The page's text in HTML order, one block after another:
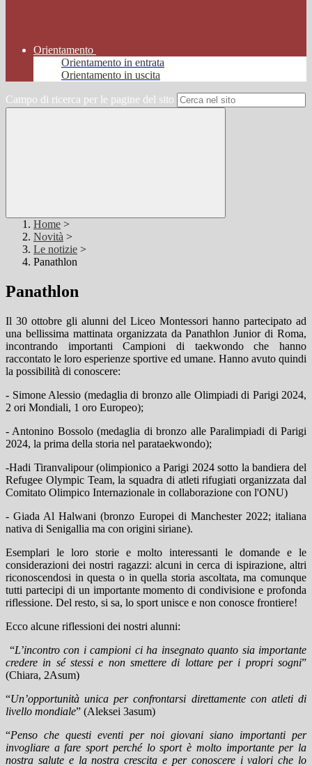
Orientamento
Orientamento in entrata
Orientamento in uscita
Campo di ricerca per le pagine del sito
Home >
Novità >
Le notizie >
Panathlon
Panathlon
Il 30 ottobre gli alunni del Liceo Montessori hanno partecipato ad
una bellissima mattinata organizzata da Panathlon Junior di Roma,
incontrando importanti Campioni di taekwondo che hanno
raccontato le loro esperienze sportive ed umane. Hanno avuto quindi
la possibilità di conoscere:
- Simone Alessio (medaglia di bronzo alle Olimpiadi di Parigi 2024,
2 ori Mondiali, 1 oro Europeo);
- Antonino Bossolo (medaglia di bronzo alle Paralimpiadi di Parigi
2024, la prima della storia nel parataekwondo);
-Hadi Tiranvalipour (olimpionico a Parigi 2024 sotto la bandiera del
Refugee Olympic Team, la squadra di atleti rifugiati organizzata dal
Comitato Olimpico Internazionale in collaborazione con l'ONU)
- Giada Al Halwani (bronzo Europei di Manchester 2022; italiana
nativa di Senigallia ma con origini siriane).
Esemplari le loro storie e molto interessanti le domande e le
considerazioni dei nostri ragazzi: alcuni in cerca di ispirazione, altri
riconoscendosi in questa o in quella storia ascoltata, ma comunque
tutti partecipi di un importante momento di condivisione e profonda
riflessione. Del resto, si sa, lo sport unisce e non conosce frontiere!
Ecco alcune riflessioni dei nostri alunni:
“L’incontro con i campioni ci ha insegnato quanto sia importante
credere in sé stessi e non smettere di lottare per i propri sogni”
(Chiara, 2Asum)
“Un’opportunità unica per confrontarsi direttamente con atleti di
livello mondiale” (Aleksei 3asum)
“Penso che questi eventi per noi giovani siano importanti per
invogliare a fare sport perché lo sport è molto importante per la
nostra salute e la nostra crescita e per conoscere i valori che lo